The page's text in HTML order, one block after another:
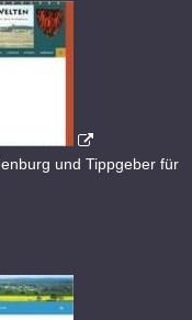
und Tippgeber für